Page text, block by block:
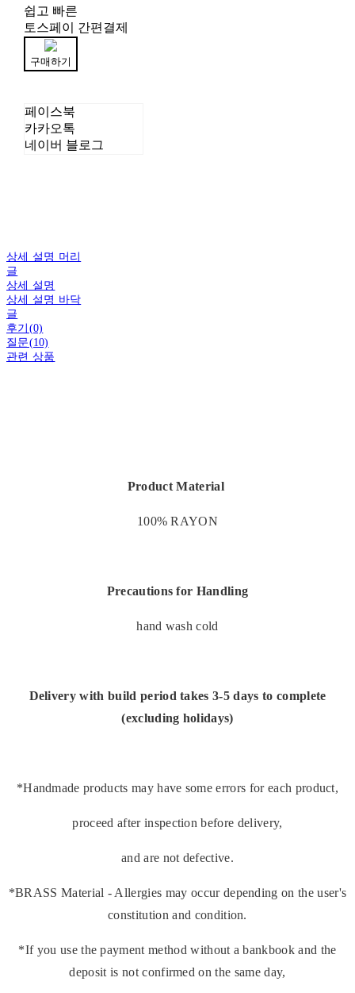
쉽고 빠른
토스페이 간편결제
구매하기
페이스북
카카오톡
네이버 블로그
상세 설명 머리
글
상세 설명
상세 설명 바닥
글
후기(0)
질문(10)
관련 상품
Product Material
100% RAYON
Precautions for Handling
hand wash cold
Delivery with build period takes 3-5 days to complete
(excluding holidays)
*Handmade products may have some errors for each product,
proceed after inspection before delivery,
and are not defective.
*BRASS Material - Allergies may occur depending on the user's
constitution and condition.
*If you use the payment method without a bankbook and the
deposit is not confirmed on the same day,